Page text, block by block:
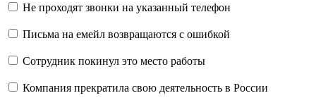
Не проходят звонки на указанный телефон
Письма на емейл возвращаются с ошибкой
Сотрудник покинул это место работы
Компания прекратила свою деятельность в России